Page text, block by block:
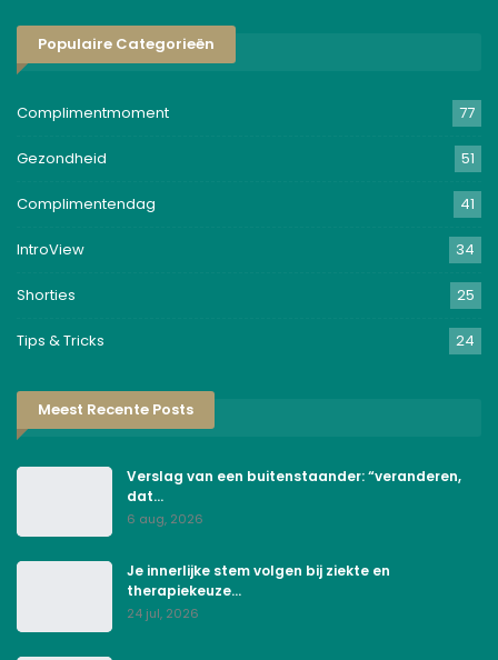
Populaire Categorieën
Complimentmoment 77
Gezondheid 51
Complimentendag 41
IntroView 34
Shorties 25
Tips & Tricks 24
Meest Recente Posts
Verslag van een buitenstaander: “veranderen,
dat…
6 aug, 2026
Je innerlijke stem volgen bij ziekte en
therapiekeuze…
24 jul, 2026